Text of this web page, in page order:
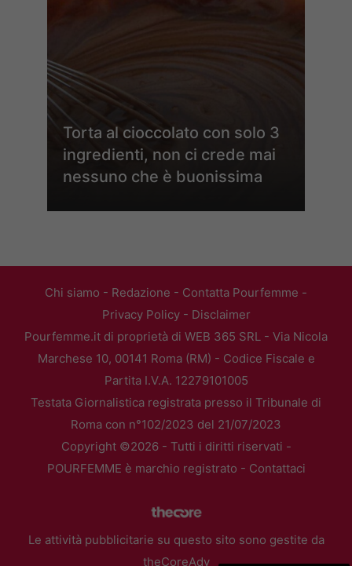
Torta al cioccolato con solo 3
ingredienti, non ci crede mai
nessuno che è buonissima
Chi siamo - Redazione - Contatta Pourfemme -
Privacy Policy- Disclaimer
Pourfemme.it di proprietà di WEB 365 SRL - Via Nicola
Marchese 10, 00141 Roma (RM) - Codice Fiscale e
Partita I.V.A. 12279101005
Testata Giornalistica registrata presso il Tribunale di
Roma con n°102/2023 del 21/07/2023
Copyright ©2026 - Tutti i diritti riservati -
POURFEMME è marchio registrato - Contattaci
Le attività pubblicitarie su questo sito sono gestite da
theCoreAdv